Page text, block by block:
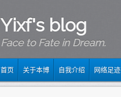
Yixf's blog
Face to Fate in Dream.
MAIN MENU
SKIP TO PRIMARY CONTENT
SKIP TO SECONDARY CONTENT
首页 关于本博 自我介绍 网络足迹